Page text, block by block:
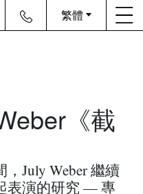
繁體
《截
July Weber 繼續
表演的研究 — 專